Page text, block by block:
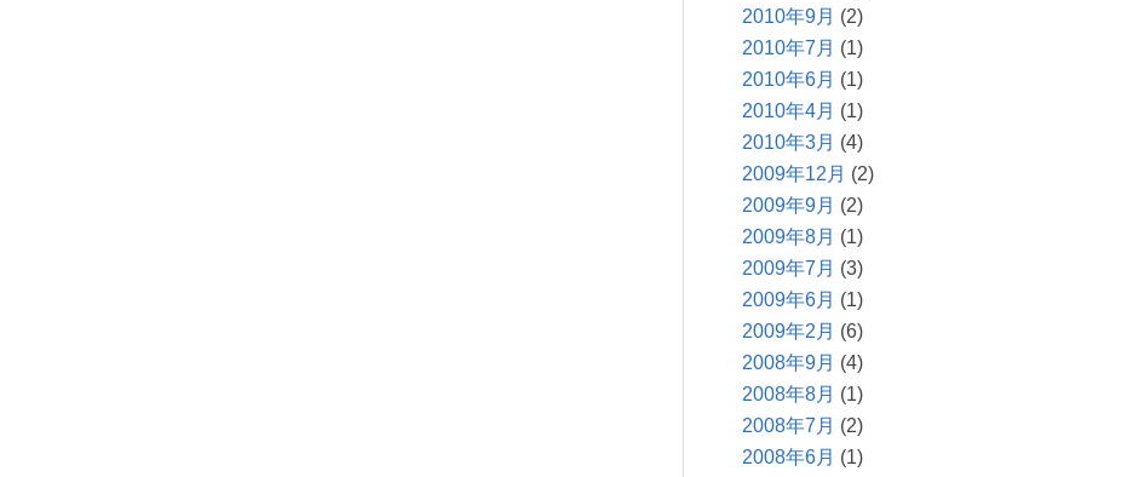
2010年9月 (2)
2010年7月 (1)
2010年6月 (1)
2010年4月 (1)
2010年3月 (4)
2009年12月 (2)
2009年9月 (2)
2009年8月 (1)
2009年7月 (3)
2009年6月 (1)
2009年2月 (6)
2008年9月 (4)
2008年8月 (1)
2008年7月 (2)
2008年6月 (1)